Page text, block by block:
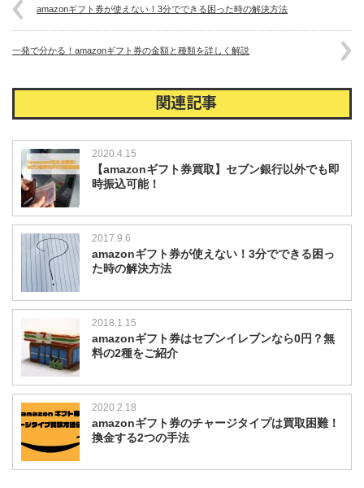
amazonギフト券が使えない！3分でできる困った時の解決方法
一発で分かる！amazonギフト券の金額と種類を詳しく解説
関連記事
2020.4.15
【amazonギフト券買取】セブン銀行以外でも即
時振込可能！
2017.9.6
amazonギフト券が使えない！3分でできる困っ
た時の解決方法
2018.1.15
amazonギフト券はセブンイレブンなら0円？無
料の2種をご紹介
2020.2.18
amazonギフト券のチャージタイプは買取困難！
換金する2つの手法